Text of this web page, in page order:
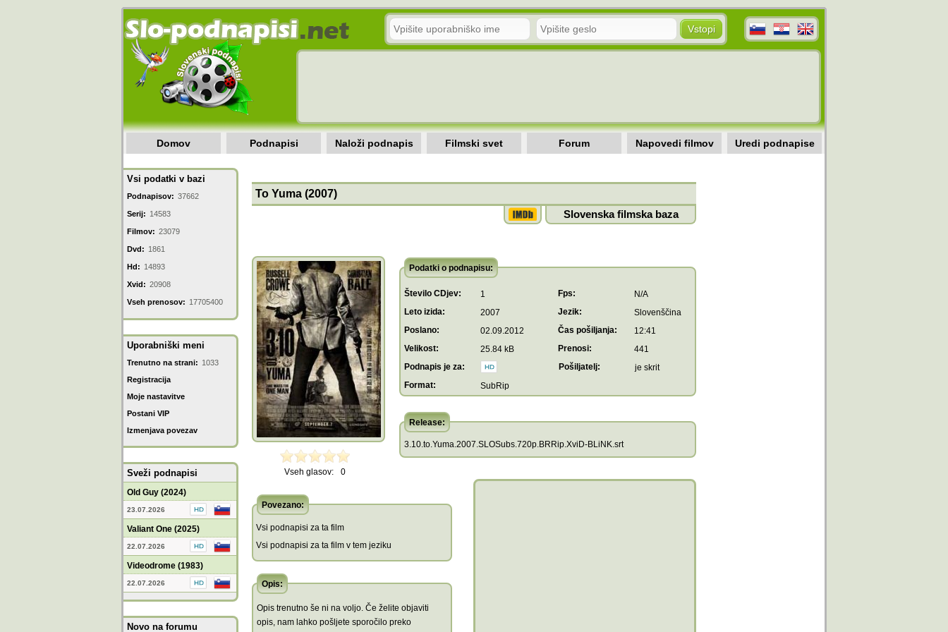
Domov Podnapisi Naloži podnapis Filmski svet Forum Napovedi filmov Uredi podnapise
Vsi podatki v bazi
Podnapisov: 37662
Serij: 14583
Filmov: 23079
Dvd: 1861
Hd: 14893
Xvid: 20908
Vseh prenosov: 17705400
Uporabniški meni
Trenutno na strani: 1033
Registracija
Moje nastavitve
Postani VIP
Izmenjava povezav
Sveži podnapisi
Old Guy (2024)
23.07.2026
Valiant One (2025)
22.07.2026
Videodrome (1983)
22.07.2026
Novo na forumu
To Yuma (2007)
Slovenska filmska baza
Vseh glasov: 0
Podatki o podnapisu:
Število CDjev: 1 Fps:
N/A
Leto izida:
2007 Jezik:
Slovenščina
Poslano:
02.09.2012 Čas pošiljanja:
12:41
Velikost:
25.84 kB Prenosi:
441
Podnapis je za:
Pošiljatelj:
je skrit
Format:
SubRip
Release:
3.10.to.Yuma.2007.SLOSubs.720p.BRRip.XviD-BLiNK.srt
Povezano:
Vsi podnapisi za ta film
Vsi podnapisi za ta film v tem jeziku
Opis:
Opis trenutno še ni na voljo. Če želite objaviti
opis, nam lahko pošljete sporočilo preko